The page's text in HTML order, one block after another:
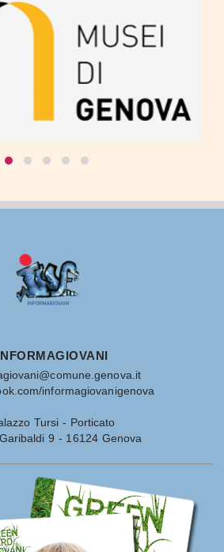
informagiovanigenova
Tursi - Porticato
9 - 16124 Genova